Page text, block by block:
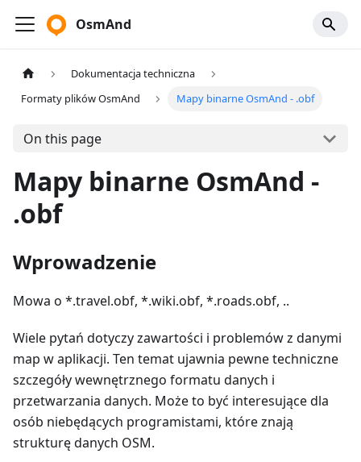
OsmAnd
Dokumentacja techniczna
Formaty plików OsmAnd
Mapy binarne OsmAnd - .obf
On this page
Mapy binarne OsmAnd -
.obf
Wprowadzenie
Mowa o *.travel.obf, *.wiki.obf, *.roads.obf, ..
Wiele pytań dotyczy zawartości i problemów z danymi
map w aplikacji. Ten temat ujawnia pewne techniczne
szczegóły wewnętrznego formatu danych i
przetwarzania danych. Może to być interesujące dla
osób niebędących programistami, które znają
strukturę danych OSM.